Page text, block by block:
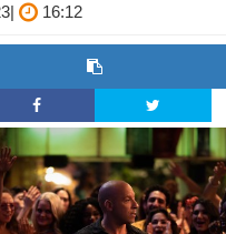
16:12